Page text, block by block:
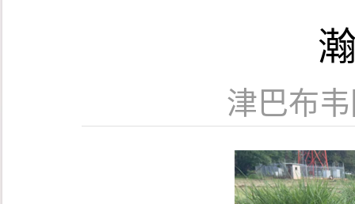
津巴布